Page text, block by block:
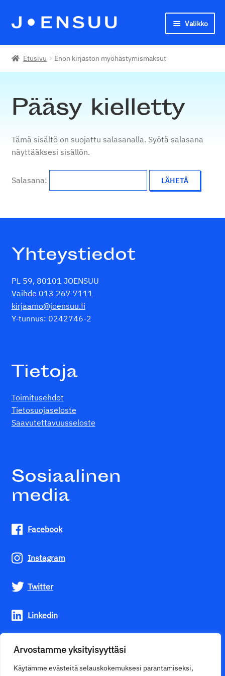
Arvostamme yksityisyyttäsi
Käytämme evästeitä selauskokemuksesi parantamiseksi,
Siirry
Siirry
Valikko
Joensuun seudun kansalaisopisto
Etusivu Enon kirjaston myöhästymismaksut
Pääsy kielletty
Tämä sisältö on suojattu salasanalla. Syötä salasana
näyttääksesi sisällön.
Salasana:
Yhteystiedot
PL 59, 80101 JOENSUU
Vaihde 013 267 7111
kirjaamo@joensuu.fi
Y-tunnus: 0242746-2
Tietoja
Toimitusehdot
Tietosuojaseloste
Saavutettavuusseloste
Sosiaalinen
media
Facebook
Instagram
Twitter
Linkedin